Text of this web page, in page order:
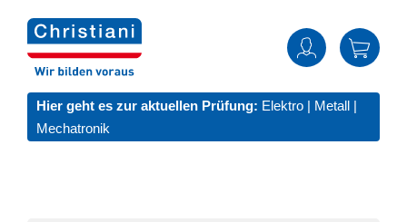
Hier geht es zur aktuellen Prüfung: Elektro | Metall |
Mechatronik